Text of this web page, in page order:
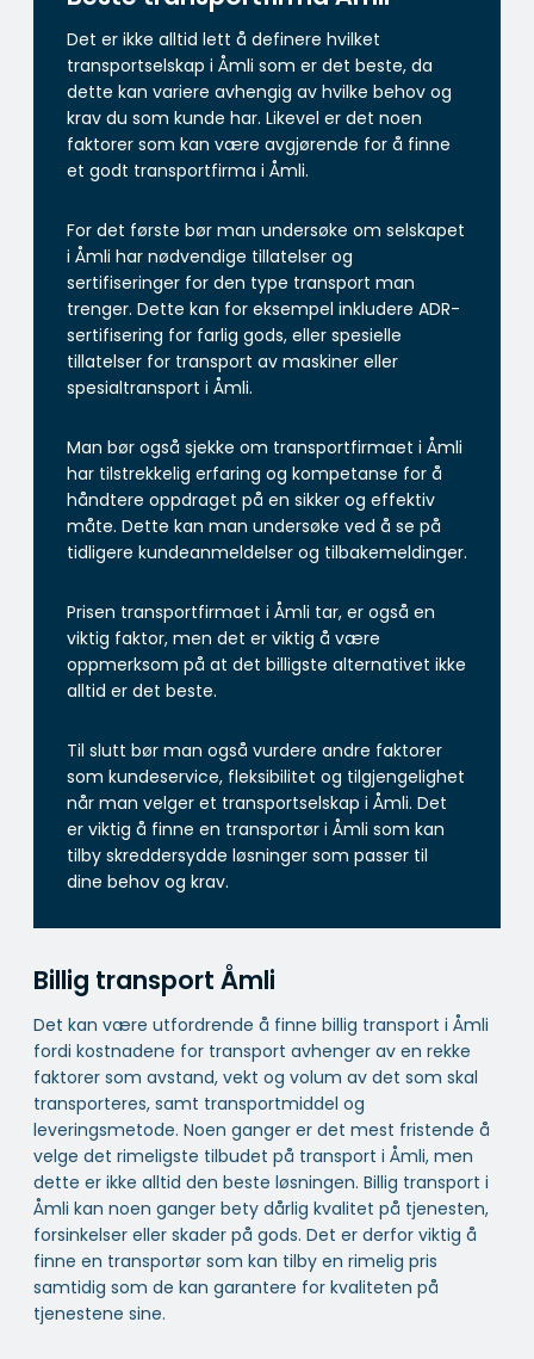
Det er ikke alltid lett å definere hvilket
transportselskap i Åmli som er det beste, da
dette kan variere avhengig av hvilke behov og
krav du som kunde har. Likevel er det noen
faktorer som kan være avgjørende for å finne
et godt transportfirma i Åmli.
For det første bør man undersøke om selskapet
i Åmli har nødvendige tillatelser og
sertifiseringer for den type transport man
trenger. Dette kan for eksempel inkludere ADR-
sertifisering for farlig gods, eller spesielle
tillatelser for transport av maskiner eller
spesialtransport i Åmli.
Man bør også sjekke om transportfirmaet i Åmli
har tilstrekkelig erfaring og kompetanse for å
håndtere oppdraget på en sikker og effektiv
måte. Dette kan man undersøke ved å se på
tidligere kundeanmeldelser og tilbakemeldinger.
Prisen transportfirmaet i Åmli tar, er også en
viktig faktor, men det er viktig å være
oppmerksom på at det billigste alternativet ikke
alltid er det beste.
Til slutt bør man også vurdere andre faktorer
som kundeservice, fleksibilitet og tilgjengelighet
når man velger et transportselskap i Åmli. Det
er viktig å finne en transportør i Åmli som kan
tilby skreddersydde løsninger som passer til
dine behov og krav.
Billig transport Åmli
Det kan være utfordrende å finne billig transport i Åmli
fordi kostnadene for transport avhenger av en rekke
faktorer som avstand, vekt og volum av det som skal
transporteres, samt transportmiddel og
leveringsmetode. Noen ganger er det mest fristende å
velge det rimeligste tilbudet på transport i Åmli, men
dette er ikke alltid den beste løsningen. Billig transport i
Åmli kan noen ganger bety dårlig kvalitet på tjenesten,
forsinkelser eller skader på gods. Det er derfor viktig å
finne en transportør som kan tilby en rimelig pris
samtidig som de kan garantere for kvaliteten på
tjenestene sine.